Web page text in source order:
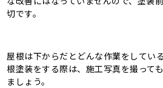
切です。
屋根は下からだとどんな作業をしてい
根塗装をする際は、施工写真を撮って
ましょう。